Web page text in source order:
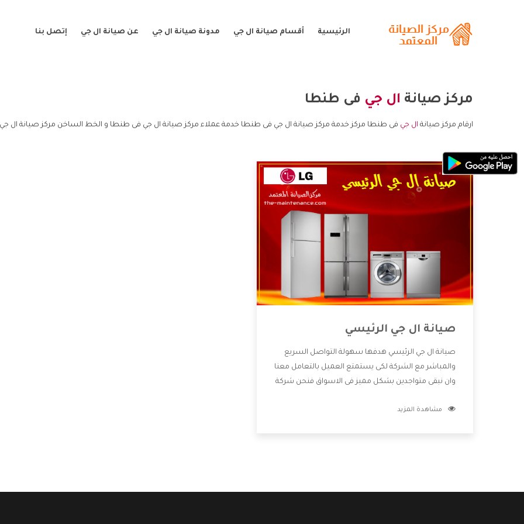
الرئيسية أقسام صيانة ال جي مدونة صيانة ال جي عن صيانة ال جي إتصل بنا
مركز صيانة ال جي فى طنطا
ارقام مركز صيانة ال جي فى طنطا مركز خدمة مركز صيانة ال جي فى طنطا خدمة عملاء مركز صيانة ال جي فى طنطا و الخط الساخن مركز صيانة ال
صيانة ال جي الرئيسي
صيانة ال جي الرئيسي هدفها سهولة التواصل السريع
والمباشر مع الشركة لكى يستمتع العميل بالتعامل معنا
وان نبقى متواجدين بشكل مميز فى الاسواق فنحن شركة
بالخدمات التى تنفرد الشركة بها والتى تكون منها خدمة
مشاهدة المزيد